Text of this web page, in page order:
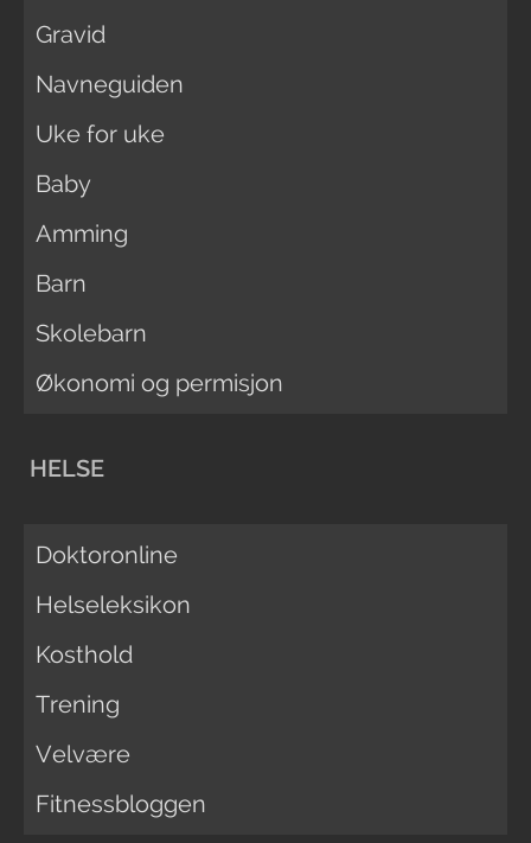
Gravid
Navneguiden
Uke for uke
Baby
Amming
Barn
Skolebarn
Økonomi og permisjon
HELSE
Doktoronline
Helseleksikon
Kosthold
Trening
Velvære
Fitnessbloggen